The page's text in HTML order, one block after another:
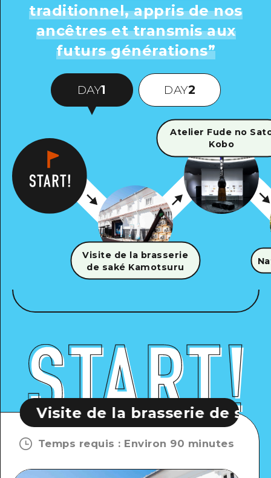
traditionnel, appris de nos
ancêtres et transmis aux
futurs générations”
DAY1 DAY2
Visite de la brasserie
de saké Kamotsuru
Atelier Fude no
Kobo
brasserie de saké Kamotsuru
Temps requis : Environ 90 minutes